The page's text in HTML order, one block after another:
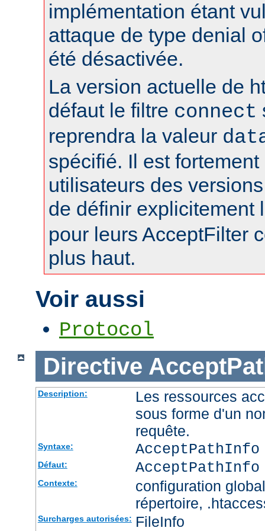
implémentation étant
attaque de type denial
été désactivée.
La version actuelle de
défaut le filtre connect
reprendra la valeur
spécifié. Il est
utilisateurs des
de définir explicitement
pour leurs AcceptFilter
plus haut.
Voir aussi
Protocol
Directive
Description:
Les ressources
sous forme d'un
requête.
Syntaxe:
Défaut:
Contexte:
configuration
répertoire,
Surcharges autorisées: FileInfo